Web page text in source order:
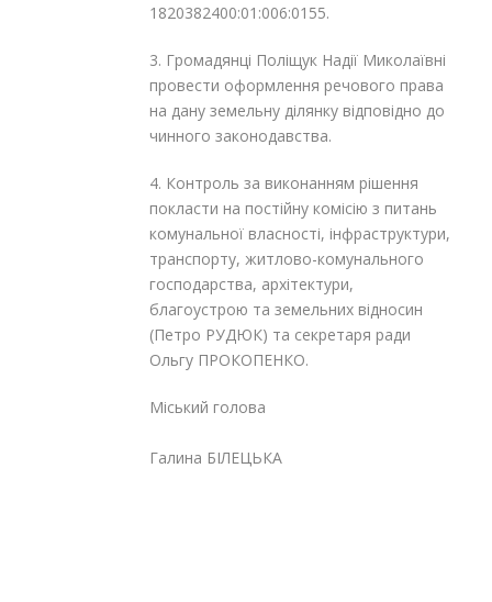
1820382400:01:006:0155.
3. Громадянці Поліщук Надії Миколаївні
провести оформлення речового права
на дану земельну ділянку відповідно до
чинного законодавства.
4. Контроль за виконанням рішення
покласти на постійну комісію з питань
комунальної власності, інфраструктури,
транспорту, житлово-комунального
господарства, архітектури,
благоустрою та земельних відносин
(Петро РУДЮК) та секретаря ради
Ольгу ПРОКОПЕНКО.
Міський голова
Галина БІЛЕЦЬКА